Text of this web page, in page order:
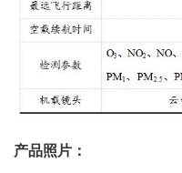
产品照片：